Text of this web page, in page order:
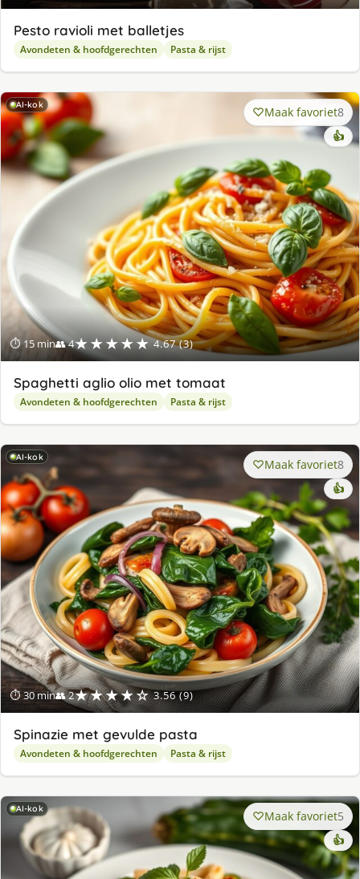
Pesto ravioli met balletjes
Avondeten & hoofdgerechten Pasta & rijst
AI-kok
⏱ 15 min👥 4★★★★★ 4.67 (3)
Maak favoriet8
👍
Spaghetti aglio olio met tomaat
Avondeten & hoofdgerechten Pasta & rijst
AI-kok
⏱ 30 min👥 2★★★★☆ 3.56 (9)
Maak favoriet8
👍
Spinazie met gevulde pasta
Avondeten & hoofdgerechten Pasta & rijst
AI-kok Maak favoriet5
👍